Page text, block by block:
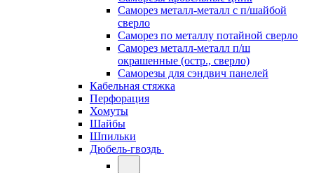
Саморез металл-металл с п/шайбой
сверло
Саморез по металлу потайной сверло
Саморез металл-металл п/ш
окрашенные (остр., сверло)
Саморезы для сэндвич панелей
Кабельная стяжка
Перфорация
Хомуты
Шайбы
Шпильки
Дюбель-гвоздь